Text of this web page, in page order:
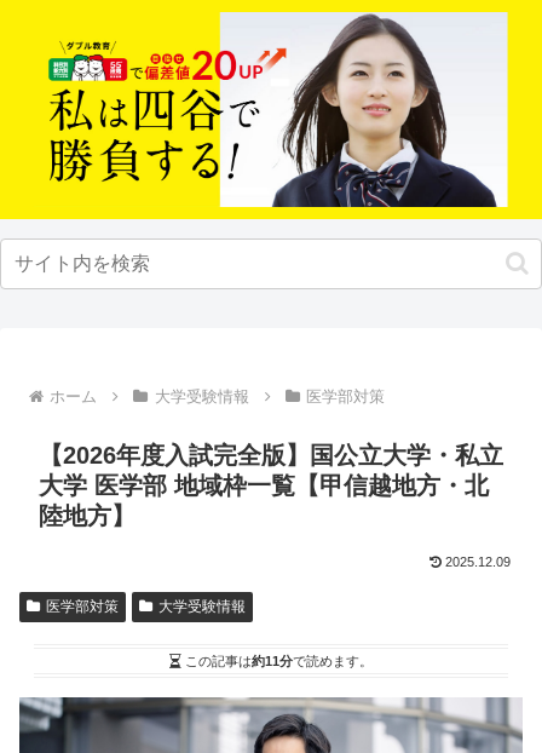
ホーム 大学受験情報 医学部対策
【2026年度入試完全版】国公立大学・私立
大学 医学部 地域枠一覧【甲信越地方・北
陸地方】
2025.12.09
医学部対策 大学受験情報
この記事は約11分で読めます。